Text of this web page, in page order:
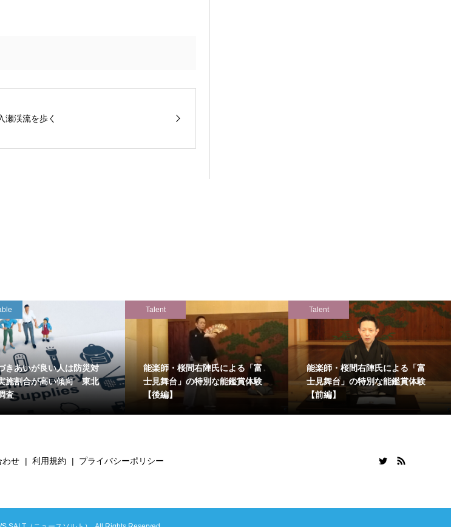
瀬渓流を歩く
きあいが良い人は防災対
施割合が高い傾向 東北
査
Talent
能楽師・桜間右陣氏による「富
士見舞台」の特別な能鑑賞体験
【後編】
Talent
能楽師・桜間右陣氏による「富
士見舞台」の特別な能鑑賞体験
【前編】
わせ 利用規約 プライバシーポリシー